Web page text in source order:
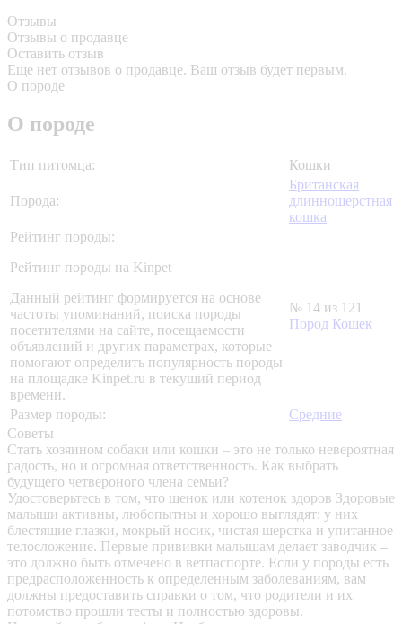
Отзывы
Отзывы о продавце
Оставить отзыв
Еще нет отзывов о продавце. Ваш отзыв будет первым.
О породе
О породе
Тип питомца: Кошки
Порода:
Британская
длинношерстная
кошка
Рейтинг породы:
Рейтинг породы на Kinpet
Данный рейтинг формируется на основе
частоты упоминаний, поиска породы
посетителями на сайте, посещаемости
объявлений и других параметрах, которые
помогают определить популярность породы
на площадке Kinpet.ru в текущий период
времени.
№ 14 из 121
Пород Кошек
Размер породы:
Средние
Советы
Стать хозяином собаки или кошки – это не только невероятная
радость, но и огромная ответственность. Как выбрать
будущего четвероного члена семьи?
Удостоверьтесь в том, что щенок или котенок здоров Здоровые
малыши активны, любопытны и хорошо выглядят: у них
блестящие глазки, мокрый носик, чистая шерстка и упитанное
телосложение. Первые прививки малышам делает заводчик –
это должно быть отмечено в ветпаспорте. Если у породы есть
предрасположенность к определенным заболеваниям, вам
должны предоставить справки о том, что родители и их
потомство прошли тесты и полностью здоровы.